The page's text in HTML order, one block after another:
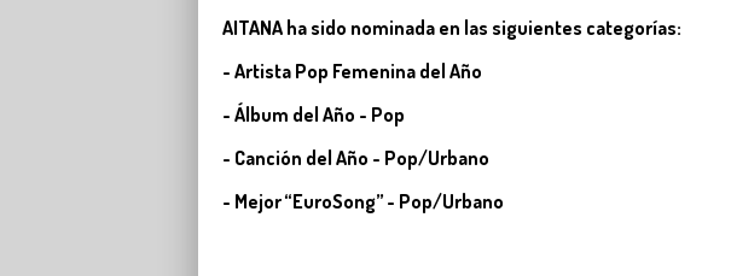
AITANA ha sido nominada en las siguientes categorías:
- Artista Pop Femenina del Año
- Álbum del Año - Pop
- Canción del Año - Pop/Urbano
- Mejor “EuroSong” - Pop/Urbano